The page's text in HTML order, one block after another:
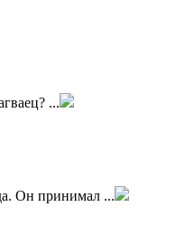
...
Он принимал ...